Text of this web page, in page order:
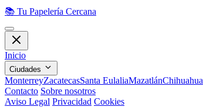
📚 Tu Papelería Cercana
Inicio
Ciudades
MonterreyZacatecasSanta EulaliaMazatlánChihuahua
Contacto Sobre nosotros
Aviso Legal Privacidad Cookies